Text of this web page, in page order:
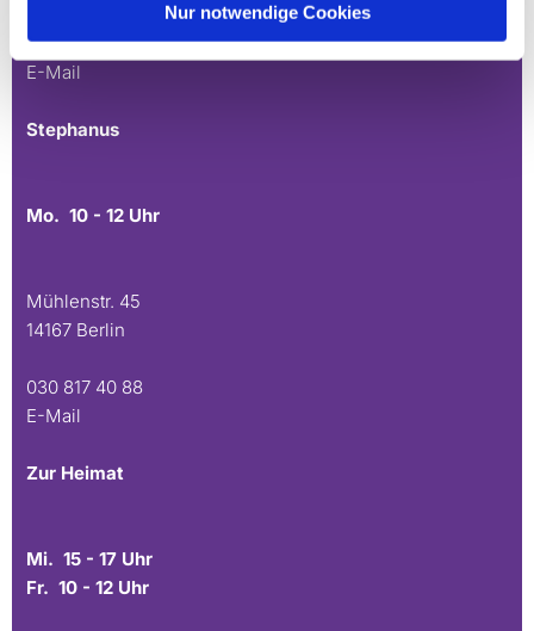
Nur notwendige Cookies
030 815 45 54
E-Mail
Stephanus
Mo. 10 - 12 Uhr
Mühlenstr. 45
14167 Berlin
030 817 40 88
E-Mail
Zur Heimat
Mi. 15 - 17 Uhr
Fr. 10 - 12 Uhr